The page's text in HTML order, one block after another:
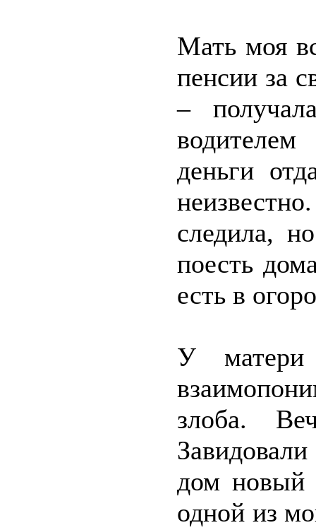
Мать моя
пенсии за
–
деньги
следила,
поесть
есть в
У
злоба.
дом новый
одной из